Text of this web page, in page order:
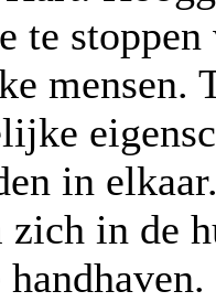
te
mensen.
in
zich in de